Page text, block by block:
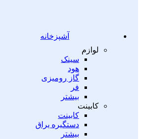
آشپزخانه
لوازم
سینک
هود
گاز رومیزی
فر
بیشتر
کابینت
کابینت
دستگیره یراق
بیشتر